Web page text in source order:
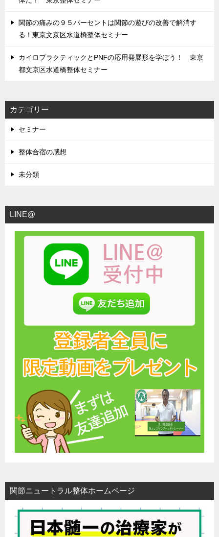
関節の痛みの９５パーセントは関節の遊びの改善で解消す
る！東京文京区水道橋整体セミナー
カイロプラクティックとPNFの応用発展形を学ぼう！ 東京
都文京区水道橋整体セミナー
カテゴリー
セミナー
整体合宿の感想
未分類
LINE@
関節ニュートラル整体ホームページ